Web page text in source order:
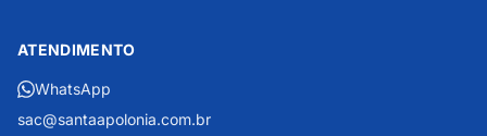
ATENDIMENTO
WhatsApp
sac@santaapolonia.com.br